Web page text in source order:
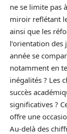
ne se limite pas
miroir reflétant
ainsi que les
l’orientation
année se
notamment en
inégalités ? Les
succès
significatives ?
offre une
Au-delà des